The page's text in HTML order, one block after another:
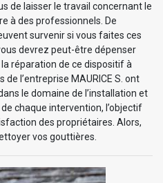
de laisser le travail concernant le
à des professionnels. De
survenir si vous faites ces
devrez peut-être dépenser
réparation de ce dispositif à
de l’entreprise MAURICE S. ont
le domaine de l’installation et
chaque intervention, l’objectif
des propriétaires. Alors,
vos gouttières.